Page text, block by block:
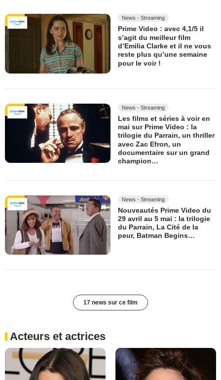
News - Streaming
Prime Video : avec 4,1/5 il
s’agit du meilleur film
d’Emilia Clarke et il ne vous
reste plus qu’une semaine
pour le voir !
News - Streaming
Les films et séries à voir en
mai sur Prime Video : la
trilogie du Parrain, un thriller
avec Zac Efron, un
documentaire sur un grand
champion…
News - Streaming
Nouveautés Prime Video du
29 avril au 5 mai : la trilogie
du Parrain, La Cité de la
peur, Batman Begins…
17 news sur ce film
Acteurs et actrices